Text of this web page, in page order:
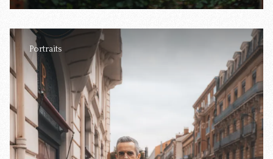
Portraits